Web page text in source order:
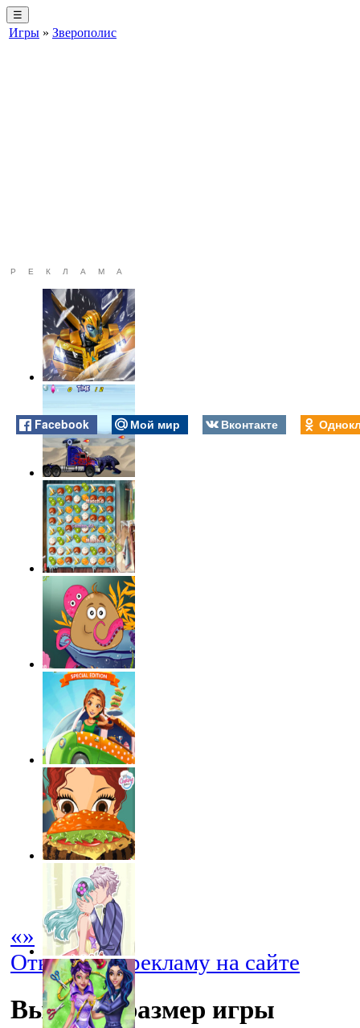
☰
Игры » Зверополис
РЕКЛАМА
Facebook Мой мир Вконтакте
«»
Отключить рекламу на сайте
Выбрать размер игры